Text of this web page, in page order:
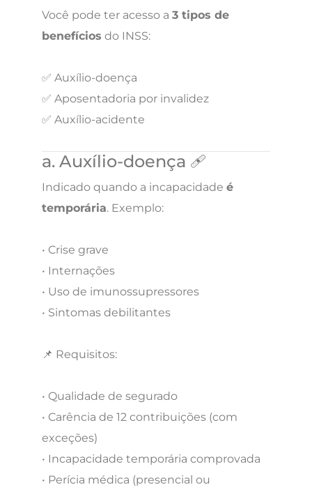
Você pode ter acesso a 3 tipos de
benefícios do INSS:
✅ Auxílio-doença
✅ Aposentadoria por invalidez
✅ Auxílio-acidente
a. Auxílio-doença 🩹
Indicado quando a incapacidade é
temporária. Exemplo:
• Crise grave
• Internações
• Uso de imunossupressores
• Sintomas debilitantes
📌 Requisitos:
• Qualidade de segurado
• Carência de 12 contribuições (com
exceções)
• Incapacidade temporária comprovada
• Perícia médica (presencial ou